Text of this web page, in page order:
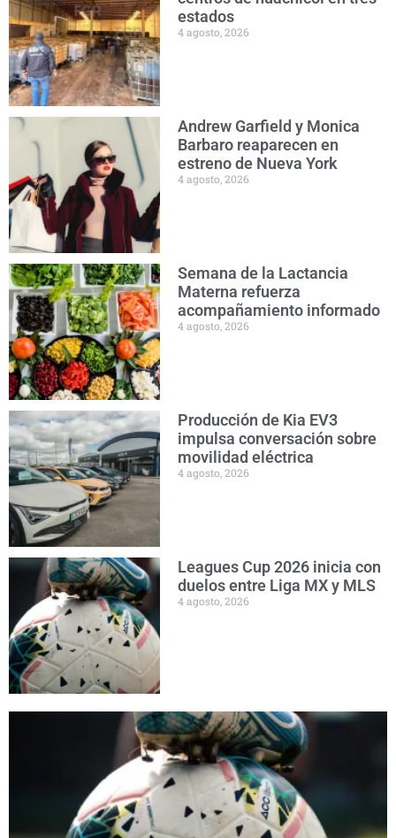
estados
4 agosto, 2026
Andrew Garfield y Monica
Barbaro reaparecen en
estreno de Nueva York
4 agosto, 2026
Semana de la Lactancia
Materna refuerza
acompañamiento informado
4 agosto, 2026
Producción de Kia EV3
impulsa conversación sobre
movilidad eléctrica
4 agosto, 2026
Leagues Cup 2026 inicia con
duelos entre Liga MX y MLS
4 agosto, 2026